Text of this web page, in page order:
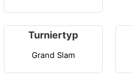
Turniertyp
Grand Slam